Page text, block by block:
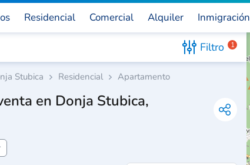
Residencial Comercial Alquiler Inmigración
Filtro 1
Stubica Residencial Apartamento
en Donja Stubica,